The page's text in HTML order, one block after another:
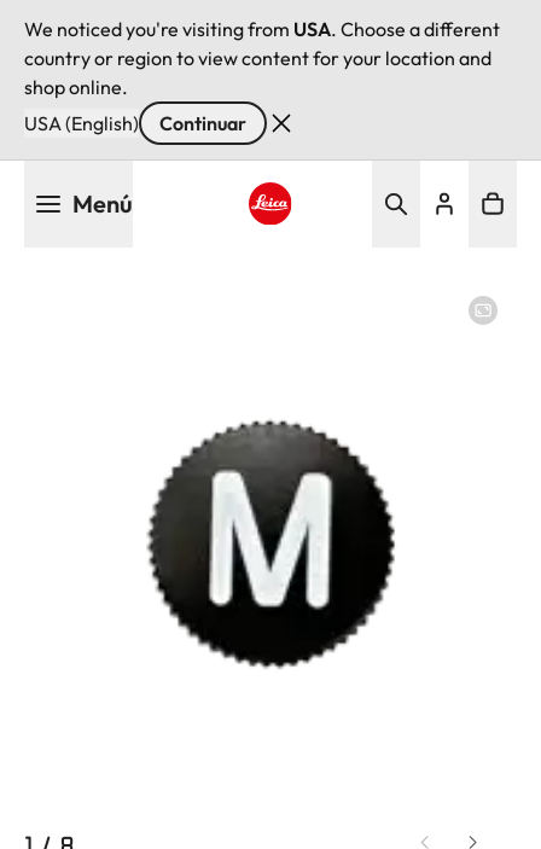
We noticed you're visiting from USA. Choose a different
country or region to view content for your location and
shop online.
USA (English)
Continuar
Menú